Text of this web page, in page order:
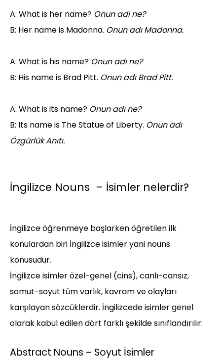
A: What is her name? Onun adı ne?
B: Her name is Madonna. Onun adı Madonna.
A: What is his name? Onun adı ne?
B: His name is Brad Pitt. Onun adı Brad Pitt.
A: What is its name? Onun adı ne?
B: Its name is The Statue of Liberty. Onun adı
Özgürlük Anıtı.
İngilizce Nouns – İsimler nelerdir?
İngilizce öğrenmeye başlarken öğretilen ilk
konulardan biri İngilizce isimler yani nouns
konusudur.
İngilizce isimler özel-genel (cins), canlı-cansız,
somut-soyut tüm varlık, kavram ve olayları
karşılayan sözcüklerdir. İngilizcede isimler genel
olarak kabul edilen dört farklı şekilde sınıflandırılır:
Abstract Nouns – Soyut İsimler